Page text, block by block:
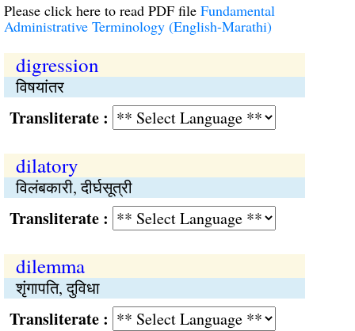
Please click here to read PDF file Fundamental
Administrative Terminology (English-Marathi)
digression
विषयांतर
:
dilatory
विलंबकारी, दीर्घसूत्री
:
dilemma
शृंगापति, दुविधा
: